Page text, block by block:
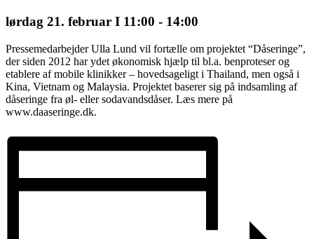
lørdag 21. februar I 11:00 - 14:00
Pressemedarbejder Ulla Lund vil fortælle om projektet “Dåseringe”,
der siden 2012 har ydet økonomisk hjælp til bl.a. benproteser og
etablere af mobile klinikker – hovedsageligt i Thailand, men også i
Kina, Vietnam og Malaysia. Projektet baserer sig på indsamling af
dåseringe fra øl- eller sodavandsdåser. Læs mere på
www.daaseringe.dk.